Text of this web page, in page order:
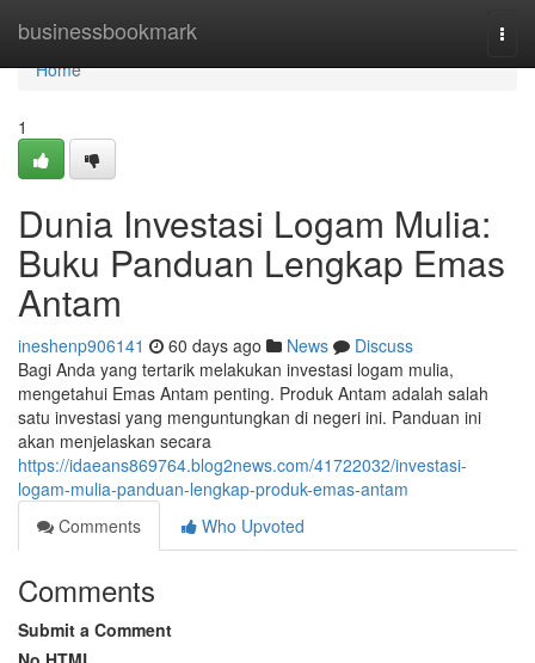
businessbookmark
Home
Home
1
Dunia Investasi Logam Mulia:
Buku Panduan Lengkap Emas
Antam
ineshenp906141 60 days ago News
Discuss
Bagi Anda yang tertarik melakukan investasi logam mulia,
mengetahui Emas Antam penting. Produk Antam adalah salah
satu investasi yang menguntungkan di negeri ini. Panduan ini
akan menjelaskan secara
https://idaeans869764.blog2news.com/41722032/investasi-
logam-mulia-panduan-lengkap-produk-emas-antam
Comments
Who Upvoted
Comments
Submit a Comment